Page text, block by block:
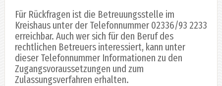
Für Rückfragen ist die Betreuungsstelle im
Kreishaus unter der Telefonnummer 02336/93 2233
erreichbar. Auch wer sich für den Beruf des
rechtlichen Betreuers interessiert, kann unter
dieser Telefonnummer Informationen zu den
Zugangsvoraussetzungen und zum
Zulassungsverfahren erhalten.